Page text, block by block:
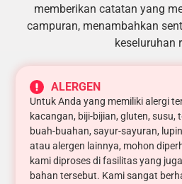
memberikan catatan yang
campuran, menambahkan
keseluruhan
ALERGEN
Untuk Anda yang memiliki alergi
kacangan, biji-bijian, gluten, susu,
buah-buahan, sayur-sayuran,
atau alergen lainnya, mohon
kami diproses di fasilitas yang
bahan tersebut. Kami sangat